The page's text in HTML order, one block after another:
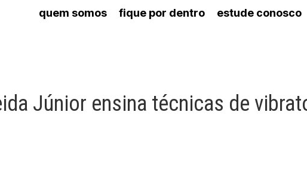
quem somos fique por dentro estude conosco
Júnior ensina técnicas de